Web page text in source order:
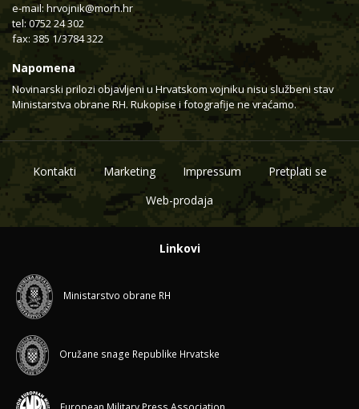
e-mail: hrvojnik@morh.hr
tel: 0752 24 302
fax: 385 1/3784 322
Napomena
Novinarski prilozi objavljeni u Hrvatskom vojniku nisu službeni stav
Ministarstva obrane RH. Rukopise i fotografije ne vraćamo.
Kontakti Marketing Impressum
Pretplati se
Web-prodaja
Linkovi
Ministarstvo obrane RH
Oružane snage Republike Hrvatske